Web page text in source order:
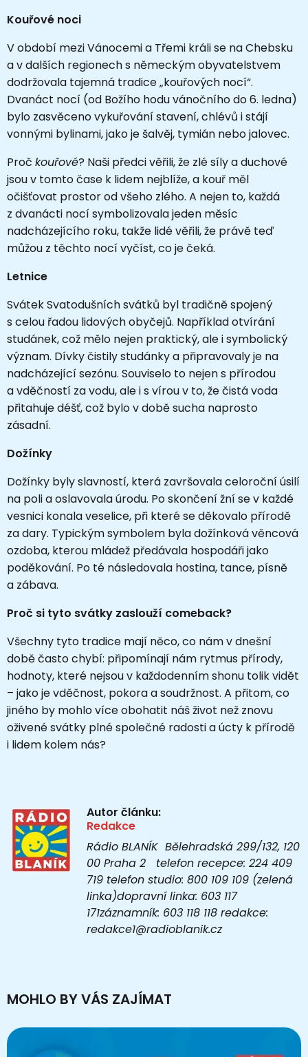
Kouřové noci
V období mezi Vánocemi a Třemi králi se na Chebsku
a v dalších regionech s německým obyvatelstvem
dodržovala tajemná tradice „kouřových nocí“.
Dvanáct nocí (od Božího hodu vánočního do 6. ledna)
bylo zasvěceno vykuřování stavení, chlévů i stájí
vonnými bylinami, jako je šalvěj, tymián nebo jalovec.
Proč kouřové? Naši předci věřili, že zlé síly a duchové
jsou v tomto čase k lidem nejblíže, a kouř měl
očišťovat prostor od všeho zlého. A nejen to, každá
z dvanácti nocí symbolizovala jeden měsíc
nadcházejícího roku, takže lidé věřili, že právě teď
můžou z těchto nocí vyčíst, co je čeká.
Letnice
Svátek Svatodušních svátků byl tradičně spojený
s celou řadou lidových obyčejů. Například otvírání
studánek, což mělo nejen praktický, ale i symbolický
význam. Dívky čistily studánky a připravovaly je na
nadcházející sezónu. Souviselo to nejen s přírodou
a vděčností za vodu, ale i s vírou v to, že čistá voda
přitahuje déšť, což bylo v době sucha naprosto
zásadní.
Dožínky
Dožínky byly slavností, která završovala celoroční úsilí
na poli a oslavovala úrodu. Po skončení žní se v každé
vesnici konala veselice, při které se děkovalo přírodě
za dary. Typickým symbolem byla dožínková věncová
ozdoba, kterou mládež předávala hospodáři jako
poděkování. Po té následovala hostina, tance, písně
a zábava.
Proč si tyto svátky zaslouží comeback?
Všechny tyto tradice mají něco, co nám v dnešní
době často chybí: připomínají nám rytmus přírody,
hodnoty, které nejsou v každodenním shonu tolik vidět
– jako je vděčnost, pokora a soudržnost. A přitom, co
jiného by mohlo více obohatit náš život než znovu
oživené svátky plné společné radosti a úcty k přírodě
i lidem kolem nás?
Autor článku:
Redakce
Rádio BLANÍK Bělehradská 299/132, 120
00 Praha 2 telefon recepce: 224 409
719 telefon studio: 800 109 109 (zelená
linka)dopravní linka: 603 117
171záznamník: 603 118 118 redakce:
redakce1@radioblanik.cz
MOHLO BY VÁS ZAJÍMAT